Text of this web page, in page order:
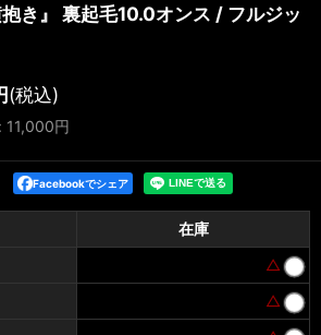
き』 裏起毛10.0オンス / フルジッ
(税込)
: 11,000円
Facebookでシェア
在庫
△
△